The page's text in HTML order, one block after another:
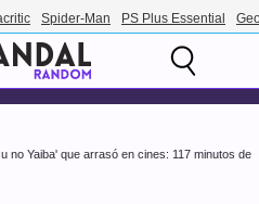
Spider-Man PS Plus Essential
no Yaiba' que arrasó en cines: 117 minutos de